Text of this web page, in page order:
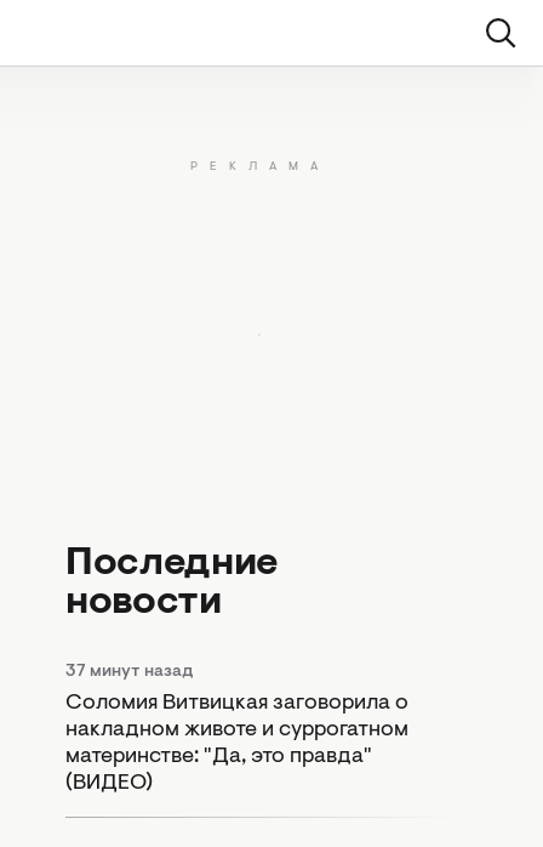
Последние
новости
37 минут назад
Соломия Витвицкая заговорила о
накладном животе и суррогатном
материнстве: "Да, это правда"
(ВИДЕО)